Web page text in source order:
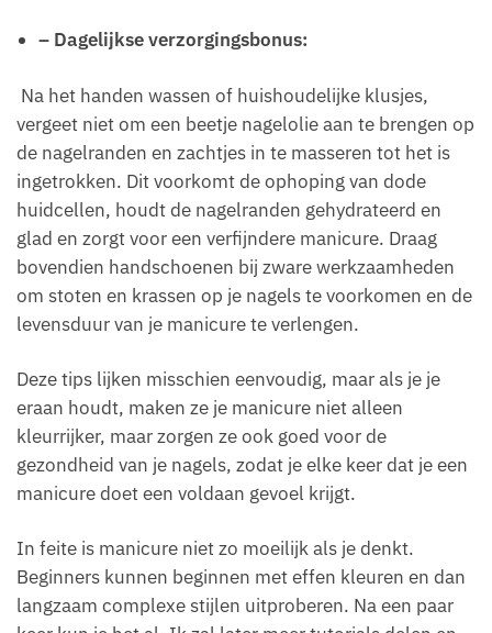
– Dagelijkse verzorgingsbonus:
Na het handen wassen of huishoudelijke klusjes,
vergeet niet om een beetje nagelolie aan te brengen op
de nagelranden en zachtjes in te masseren tot het is
ingetrokken. Dit voorkomt de ophoping van dode
huidcellen, houdt de nagelranden gehydrateerd en
glad en zorgt voor een verfijndere manicure. Draag
bovendien handschoenen bij zware werkzaamheden
om stoten en krassen op je nagels te voorkomen en de
levensduur van je manicure te verlengen.
Deze tips lijken misschien eenvoudig, maar als je je
eraan houdt, maken ze je manicure niet alleen
kleurrijker, maar zorgen ze ook goed voor de
gezondheid van je nagels, zodat je elke keer dat je een
manicure doet een voldaan gevoel krijgt.
In feite is manicure niet zo moeilijk als je denkt.
Beginners kunnen beginnen met effen kleuren en dan
langzaam complexe stijlen uitproberen. Na een paar